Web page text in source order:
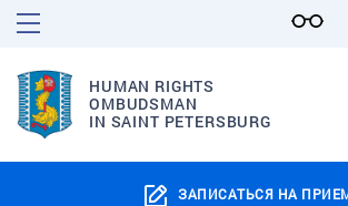
HUMAN RIGHTS
OMBUDSMAN
IN SAINT PETERSBURG
ЗАПИСАТЬСЯ НА